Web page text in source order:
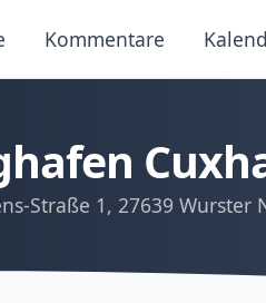
Kommentare
Straße 1, 27639 Wurster